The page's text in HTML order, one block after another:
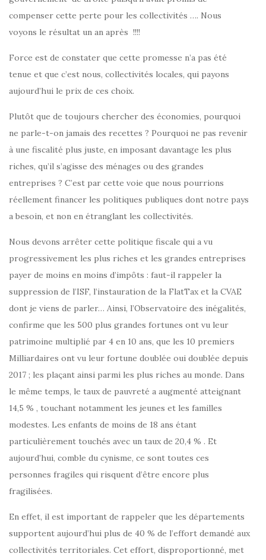
compenser cette perte pour les collectivités …. Nous
voyons le résultat un an après !!!!
Force est de constater que cette promesse n’a pas été
tenue et que c’est nous, collectivités locales, qui payons
aujourd’hui le prix de ces choix.
Plutôt que de toujours chercher des économies, pourquoi
ne parle-t-on jamais des recettes ? Pourquoi ne pas revenir
à une fiscalité plus juste, en imposant davantage les plus
riches, qu’il s’agisse des ménages ou des grandes
entreprises ? C’est par cette voie que nous pourrions
réellement financer les politiques publiques dont notre pays
a besoin, et non en étranglant les collectivités.
Nous devons arrêter cette politique fiscale qui a vu
progressivement les plus riches et les grandes entreprises
payer de moins en moins d’impôts : faut-il rappeler la
suppression de l’ISF, l’instauration de la FlatTax et la CVAE
dont je viens de parler… Ainsi, l’Observatoire des inégalités,
confirme que les 500 plus grandes fortunes ont vu leur
patrimoine multiplié par 4 en 10 ans, que les 10 premiers
Milliardaires ont vu leur fortune doublée oui doublée depuis
2017 ; les plaçant ainsi parmi les plus riches au monde. Dans
le même temps, le taux de pauvreté a augmenté atteignant
14,5 % , touchant notamment les jeunes et les familles
modestes. Les enfants de moins de 18 ans étant
particulièrement touchés avec un taux de 20,4 % . Et
aujourd’hui, comble du cynisme, ce sont toutes ces
personnes fragiles qui risquent d’être encore plus
fragilisées.
En effet, il est important de rappeler que les départements
supportent aujourd’hui plus de 40 % de l’effort demandé aux
collectivités territoriales. Cet effort, disproportionné, met